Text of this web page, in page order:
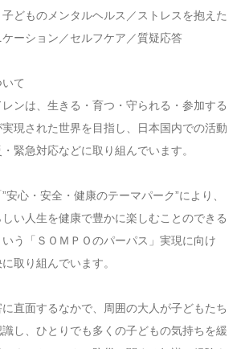
ものメンタルヘルス／ストレスを抱えた
ーション／セルフケア／質疑応答
て
ンは、生きる・育つ・守られる・参加する
実現された世界を目指し、日本国内での活動
緊急対応などに取り組んでいます。
安心・安全・健康のテーマパーク”により、
い人生を健康で豊かに楽しむことのできる
う「ＳＯＭＰＯのパーパス」実現に向け
取り組んでいます。
直面するなかで、周囲の大人が子どもたち
し、ひとりでも多くの子どもの気持ちを緩